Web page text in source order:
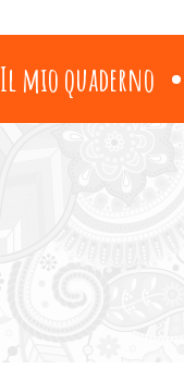
Il mio quaderno